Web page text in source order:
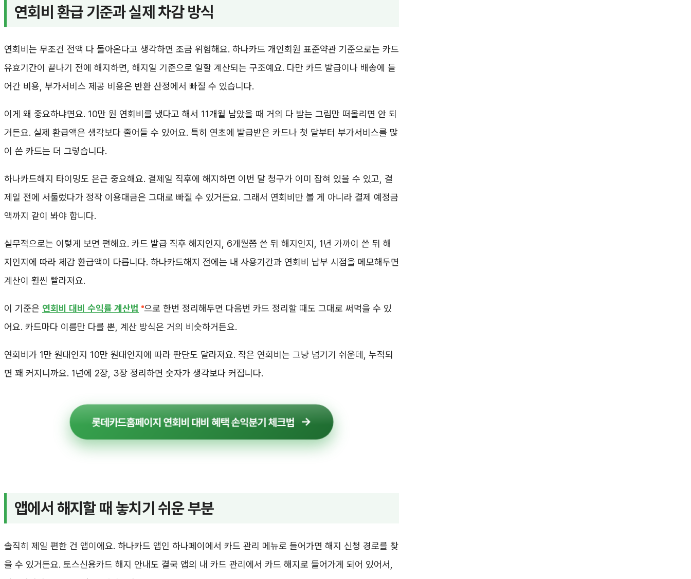
연회비 환급 기준과 실제 차감 방식
연회비는 무조건 전액 다 돌아온다고 생각하면 조금 위험해요. 하나카드 개인회원 표준약관 기준으로는 카드
유효기간이 끝나기 전에 해지하면, 해지일 기준으로 일할 계산되는 구조예요. 다만 카드 발급이나 배송에 들
어간 비용, 부가서비스 제공 비용은 반환 산정에서 빠질 수 있습니다.
이게 왜 중요하냐면요. 10만 원 연회비를 냈다고 해서 11개월 남았을 때 거의 다 받는 그림만 떠올리면 안 되
거든요. 실제 환급액은 생각보다 줄어들 수 있어요. 특히 연초에 발급받은 카드나 첫 달부터 부가서비스를 많
이 쓴 카드는 더 그렇습니다.
하나카드해지 타이밍도 은근 중요해요. 결제일 직후에 해지하면 이번 달 청구가 이미 잡혀 있을 수 있고, 결
제일 전에 서둘렀다가 정작 이용대금은 그대로 빠질 수 있거든요. 그래서 연회비만 볼 게 아니라 결제 예정금
액까지 같이 봐야 합니다.
실무적으로는 이렇게 보면 편해요. 카드 발급 직후 해지인지, 6개월쯤 쓴 뒤 해지인지, 1년 가까이 쓴 뒤 해
지인지에 따라 체감 환급액이 다릅니다. 하나카드해지 전에는 내 사용기간과 연회비 납부 시점을 메모해두면
계산이 훨씬 빨라져요.
이 기준은 연회비 대비 수익률 계산법 으로 한번 정리해두면 다음번 카드 정리할 때도 그대로 써먹을 수 있
어요. 카드마다 이름만 다를 뿐, 계산 방식은 거의 비슷하거든요.
연회비가 1만 원대인지 10만 원대인지에 따라 판단도 달라져요. 작은 연회비는 그냥 넘기기 쉬운데, 누적되
면 꽤 커지니까요. 1년에 2장, 3장 정리하면 숫자가 생각보다 커집니다.
롯데카드홈페이지 연회비 대비 혜택 손익분기 체크법
앱에서 해지할 때 놓치기 쉬운 부분
솔직히 제일 편한 건 앱이에요. 하나카드 앱인 하나페이에서 카드 관리 메뉴로 들어가면 해지 신청 경로를 찾
을 수 있거든요. 토스신용카드 해지 안내도 결국 앱의 내 카드 관리에서 카드 해지로 들어가게 되어 있어서,